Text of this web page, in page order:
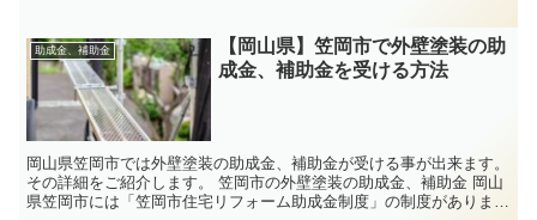
助成金、補助金
【岡山県】笠岡市で外壁塗装の助
成金、補助金を受ける方法
岡山県笠岡市では外壁塗装の助成金、補助金が受ける事が出来ます。
その詳細をご紹介します。 笠岡市の外壁塗装の助成金、補助金 岡山
県笠岡市には「笠岡市住宅リフォーム助成金制度」の制度がありま